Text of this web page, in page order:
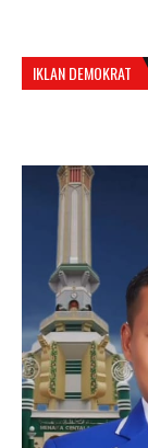
IKLAN DEMOKRAT